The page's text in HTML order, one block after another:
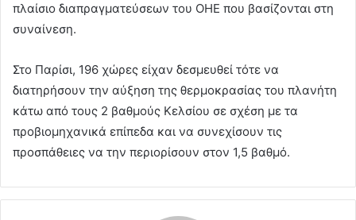
πλαίσιο διαπραγματεύσεων του ΟΗΕ που βασίζονται στη
συναίνεση.
Στο Παρίσι, 196 χώρες είχαν δεσμευθεί τότε να
διατηρήσουν την αύξηση της θερμοκρασίας του πλανήτη
κάτω από τους 2 βαθμούς Κελσίου σε σχέση με τα
προβιομηχανικά επίπεδα και να συνεχίσουν τις
προσπάθειες να την περιορίσουν στον 1,5 βαθμό.